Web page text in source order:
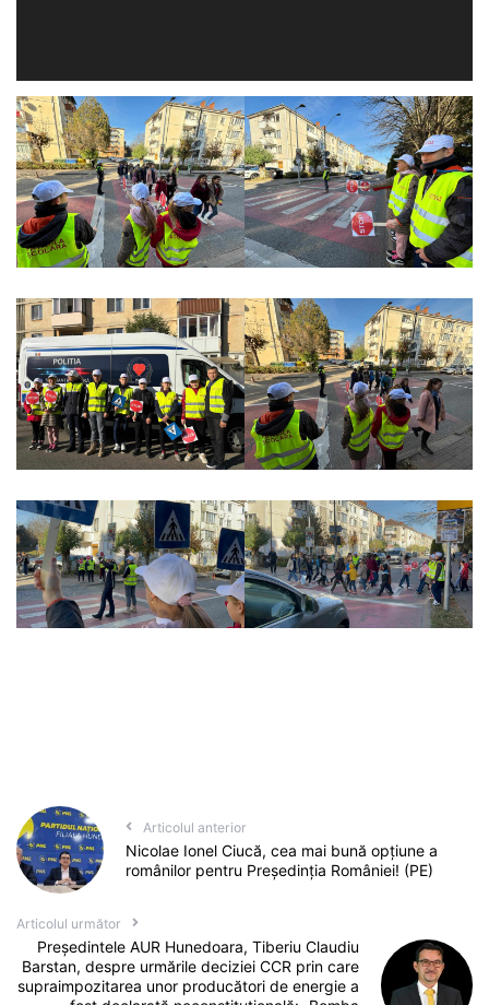
Articolul anterior
Nicolae Ionel Ciucă, cea mai bună opțiune a
românilor pentru Președinția României! (PE)
Articolul următor
Președintele AUR Hunedoara, Tiberiu Claudiu
Barstan, despre urmările deciziei CCR prin care
supraimpozitarea unor producători de energie a